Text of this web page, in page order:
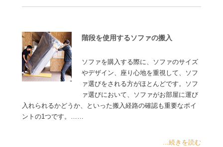
階段を使用するソファの搬入
ソファを購入する際に、ソファのサイズ
やデザイン、座り心地を重視して、ソフ
ァ選びをされる方がほとんどです。ソフ
ァ選びにおいて、ソファがお部屋に運び
入れられるかどうか、といった搬入経路の確認も重要なポイ
ントの1つです。……
...続きを読む